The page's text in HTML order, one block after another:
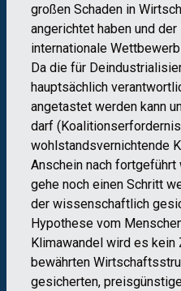
großen Schaden in
angerichtet haben und
internationale
Da die für
hauptsächlich
angetastet werden kann
darf
wohlstandsvernichtende
Anschein nach
gehe noch einen Schritt
der wissenschaftlich
Hypothese vom
Klimawandel wird es kein
bewährten
gesicherten,